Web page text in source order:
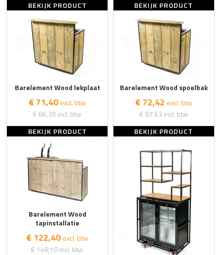
BEKIJK PRODUCT
BEKIJK PRODUCT
Barelement Wood lekplaat
€ 71,40 excl. btw
€ 86,39 incl. btw
BEKIJK PRODUCT
Barelement Wood spoelbak
€ 72,42 excl. btw
€ 87,63 incl. btw
BEKIJK PRODUCT
Barelement Wood
tapinstallatie
€ 122,40 excl. btw
€ 148,10incl. btw